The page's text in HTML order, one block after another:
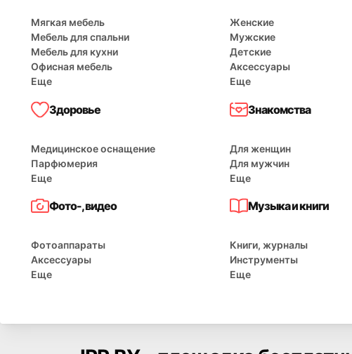
Мягкая мебель
Мебель для спальни
Мебель для кухни
Офисная мебель
Еще
Женские
Мужские
Детские
Аксессуары
Еще
Здоровье
Медицинское оснащение
Парфюмерия
Еще
Знакомства
Для женщин
Для мужчин
Еще
Фото-, видео
Фотоаппараты
Аксессуары
Еще
Музыка и книги
Книги, журналы
Инструменты
Еще